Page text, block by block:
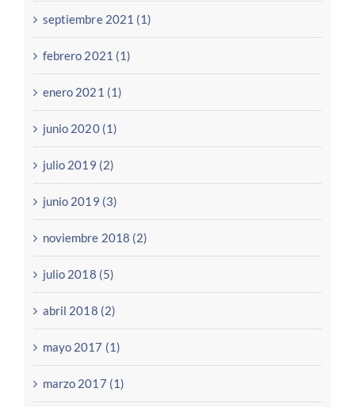
septiembre 2021 (1)
febrero 2021 (1)
enero 2021 (1)
junio 2020 (1)
julio 2019 (2)
junio 2019 (3)
noviembre 2018 (2)
julio 2018 (5)
abril 2018 (2)
mayo 2017 (1)
marzo 2017 (1)